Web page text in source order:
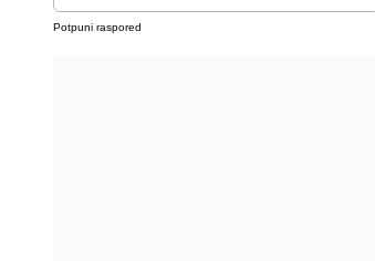
Potpuni raspored